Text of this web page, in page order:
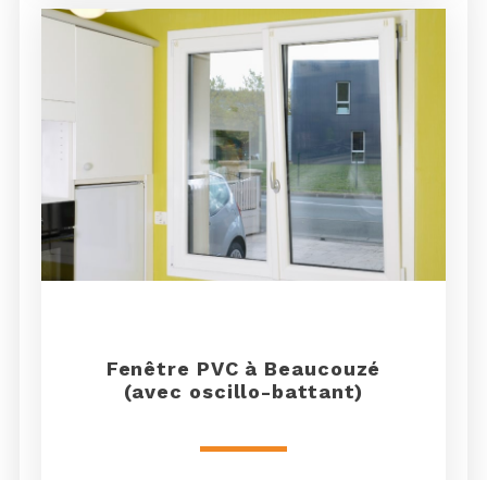
Fenêtre PVC à Beaucouzé
(avec oscillo-battant)